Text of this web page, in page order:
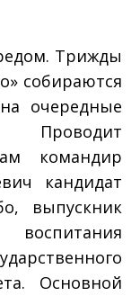
Трижды
собираются
очередные
Проводит
командир
кандидат
выпускник
воспитания
Основной